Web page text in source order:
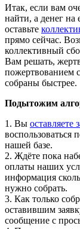
Итак, если вам
найти, а денег на
оставьте
прямо сейчас.
коллективный
Вам решать,
пожертвованием
собраны быстрее.
Подытожим
1. Вы оставляете
воспользоваться
нашей базе.
2. Ждёте пока
оплаты наших
информация
нужно собрать.
3. Как только
оставившим
сообщение с